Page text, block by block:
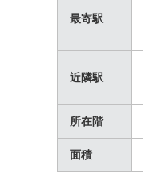
最寄駅
近隣駅
所在階
面積